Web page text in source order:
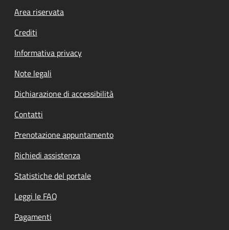
Footer menu
Area riservata
Crediti
Informativa privacy
Note legali
Dichiarazione di accessibilità
Contatti
Prenotazione appuntamento
Richiedi assistenza
Statistiche del portale
Leggi le FAQ
Pagamenti